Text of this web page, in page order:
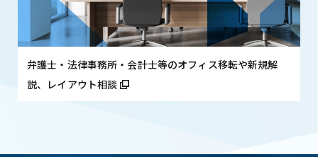
弁護士・法律事務所・会計士等のオフィス移転や新規解
説、レイアウト相談